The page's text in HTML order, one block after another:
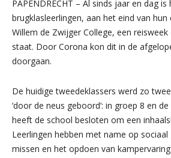
PAPENDRECHT – Al sinds jaar en dag
brugklasleerlingen, aan het eind van
Willem de Zwijger College, een
staat. Door Corona kon dit in de
doorgaan.
De huidige tweedeklassers werd zo
‘door de neus geboord’: in groep 8 en
heeft de school besloten om een
Leerlingen hebben met name op
missen en het opdoen van